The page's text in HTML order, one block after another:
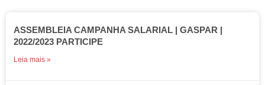
ASSEMBLEIA CAMPANHA SALARIAL | GASPAR |
2022/2023 PARTICIPE
Leia mais »